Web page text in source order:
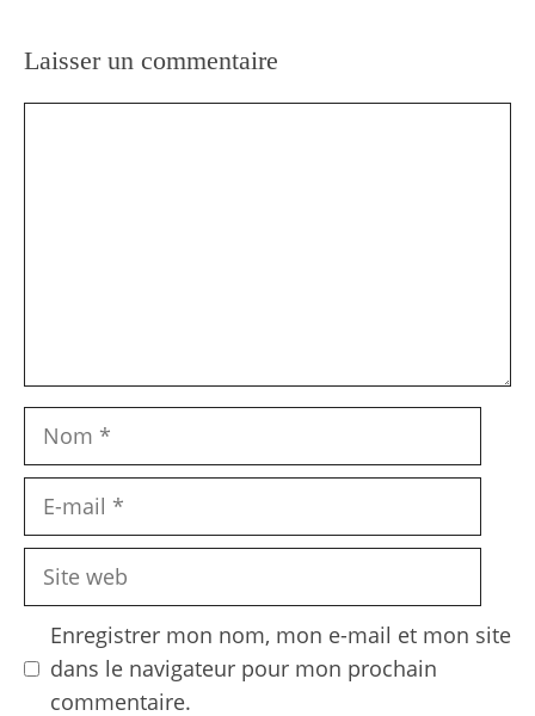
Laisser un commentaire
Nom
Site
Enregistrer mon nom, mon e-mail et mon site
dans le navigateur pour mon prochain
commentaire.